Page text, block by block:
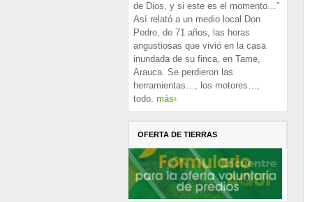
de Dios, y si este es el momento…”
Así relató a un medio local Don
Pedro, de 71 años, las horas
angustiosas que vivió en la casa
inundada de su finca, en Tame,
Arauca. Se perdieron las
herramientas…, los motores…,
todo. más›
OFERTA DE TIERRAS